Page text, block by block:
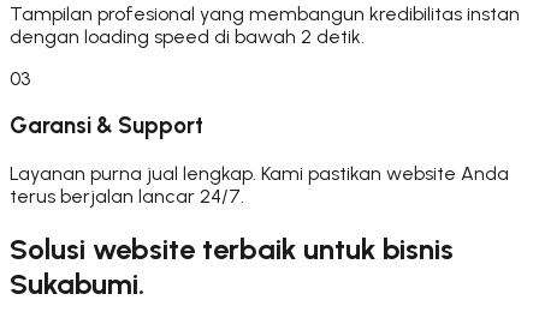
Tampilan profesional yang membangun kredibilitas instan
dengan loading speed di bawah 2 detik.
03
Garansi & Support
Layanan purna jual lengkap. Kami pastikan website Anda
terus berjalan lancar 24/7.
Solusi website terbaik untuk bisnis
Sukabumi.